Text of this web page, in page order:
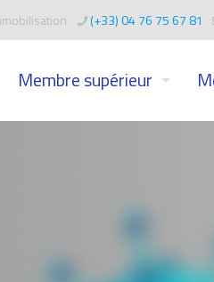
(+33) 04 76 75 67 81
Membre supérieur